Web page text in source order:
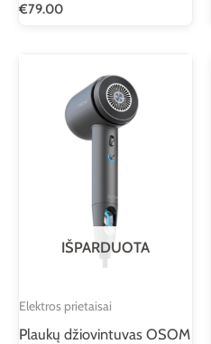
€79.00
IŠPARDUOTA
Elektros prietaisai
Plaukų džiovintuvas OSOM